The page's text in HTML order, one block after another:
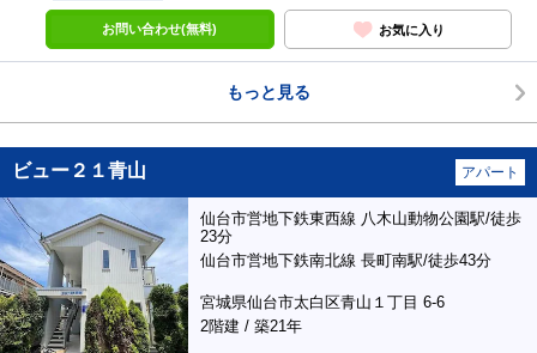
お問い合わせ(無料) お気に入り
もっと見る
ビュー２１青山 アパート
仙台市営地下鉄東西線 八木山動物公園駅/徒歩
23分
仙台市営地下鉄南北線 長町南駅/徒歩43分
宮城県仙台市太白区青山１丁目 6-6
2階建 / 築21年